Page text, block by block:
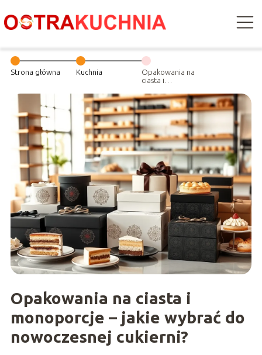
Strona główna Kuchnia
Opakowania na
ciasta i
jakie wybrać do
nowoczesnej
cukierni?
Opakowania na ciasta i
monoporcje – jakie wybrać do
nowoczesnej cukierni?